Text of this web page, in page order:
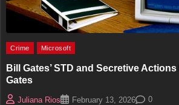
Crime Microsoft
Bill Gates’ STD and Secretive
Gates
Juliana Rios February 13, 2026 0